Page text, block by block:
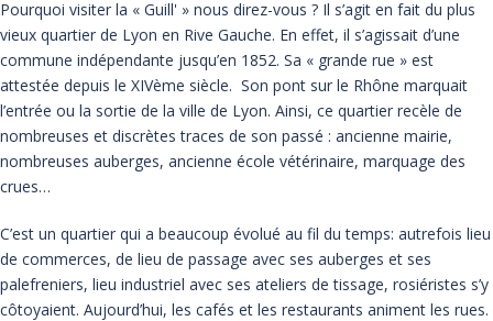
Pourquoi visiter la « Guill' » nous direz-vous ? Il s’agit en fait du plus
vieux quartier de Lyon en Rive Gauche. En effet, il s’agissait d’une
commune indépendante jusqu’en 1852. Sa « grande rue » est
attestée depuis le XIVème siècle. Son pont sur le Rhône marquait
l’entrée ou la sortie de la ville de Lyon. Ainsi, ce quartier recèle de
nombreuses et discrètes traces de son passé : ancienne mairie,
nombreuses auberges, ancienne école vétérinaire, marquage des
crues…
C’est un quartier qui a beaucoup évolué au fil du temps: autrefois lieu
de commerces, de lieu de passage avec ses auberges et ses
palefreniers, lieu industriel avec ses ateliers de tissage, rosiéristes s’y
côtoyaient. Aujourd’hui, les cafés et les restaurants animent les rues.